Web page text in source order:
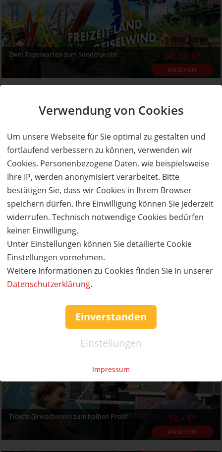
Verwendung von Cookies
Um unsere Webseite für Sie optimal zu gestalten und
fortlaufend verbessern zu können, verwenden wir
Cookies. Personenbezogene Daten, wie beispielsweise
Ihre IP, werden anonymisiert verarbeitet. Bitte
bestätigen Sie, dass wir Cookies in Ihrem Browser
speichern dürfen. Ihre Einwilligung können Sie jederzeit
widerrufen. Technisch notwendige Cookies bedürfen
keiner Einwilligung.
Unter Einstellungen können Sie detailierte Cookie
Einstellungen vornehmen.
Weitere Informationen zu Cookies finden Sie in unserer
Datenschutzerklärung.
Einverstanden
Einstellungen
Impressum
Zwei Tageskarten zum Sonderpreis! 32,50 €*
ANSEHEN
60 Minuten Jumping zum halben Preis! 8,45 €*
ANSEHEN
50% Rabatt
Tickets (Erwachsene) zum halben Preis! 12,- €*
ANSEHEN